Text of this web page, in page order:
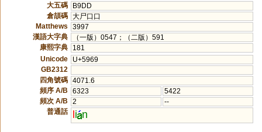
大五碼
B9DD
倉頡碼 大尸口口
Matthews
3997
漢語大字典
（一版）0547；（二版）591
康熙字典
181
Unicode
U+5969
GB2312
四角號碼 4071.6
頻序 A/B
6323
5422
頻次 A/B
2
--
普通話
li n